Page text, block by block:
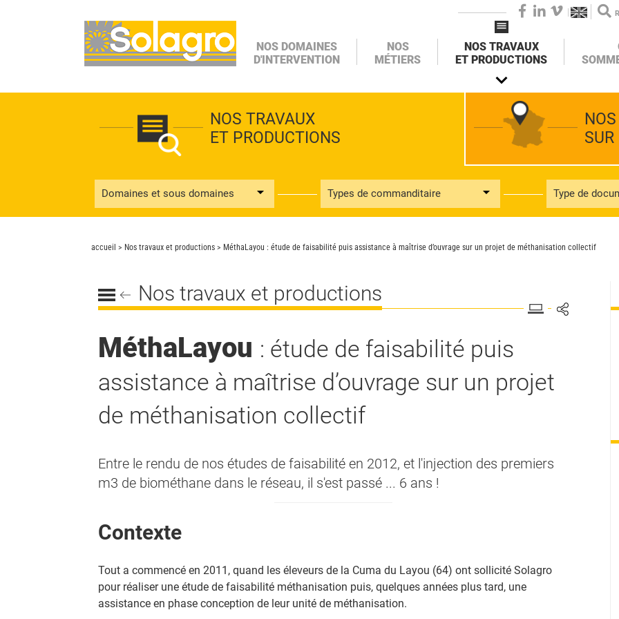
NOS DOMAINES
D'INTERVENTION
NOS
MÉTIERS
NOS TRAVAUX
ET PRODUCTIONS
NOS TRAVAUX
ET PRODUCTIONS
Domaines et sous domaines Types de commanditaire Type de
FACEBOOK
LINKEDIN
VIMEO
accueil > Nos travaux et productions > MéthaLayou : étude de faisabilité puis assistance à maîtrise d’ouvrage sur un projet de méthanisation collectif
Nos travaux et productions
MéthaLayou : étude de faisabilité puis
assistance à maîtrise d’ouvrage sur un projet
de méthanisation collectif
Entre le rendu de nos études de faisabilité en 2012, et l'injection des premiers
m3 de biométhane dans le réseau, il s'est passé ... 6 ans !
Contexte
Tout a commencé en 2011, quand les éleveurs de la Cuma du Layou (64) ont sollicité Solagro
pour réaliser une étude de faisabilité méthanisation puis, quelques années plus tard, une
assistance en phase conception de leur unité de méthanisation.